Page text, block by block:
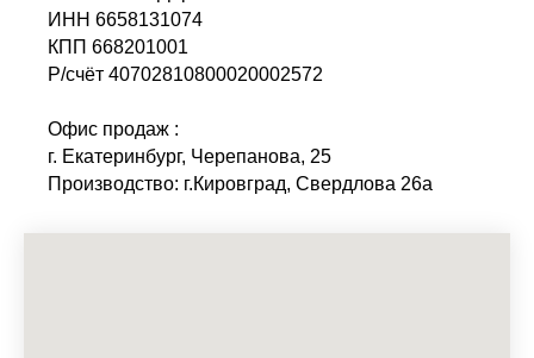
ИНН 6658131074
КПП 668201001
Р/счёт 40702810800020002572
Офис продаж :
г. Екатеринбург, Черепанова, 25
Производство: г.Кировград, Свердлова 26а